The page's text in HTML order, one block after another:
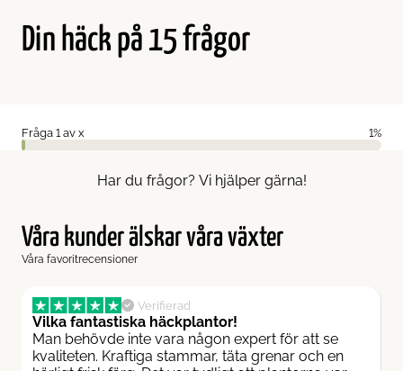
Din häck på 15 frågor
Fråga 1av x 1%
Har du frågor? Vi hjälper gärna!
Våra kunder älskar våra växter
Våra favoritrecensioner
Verifierad
Vilka fantastiska häckplantor!
Man behövde inte vara någon expert för att se
kvaliteten. Kraftiga stammar, täta grenar och en